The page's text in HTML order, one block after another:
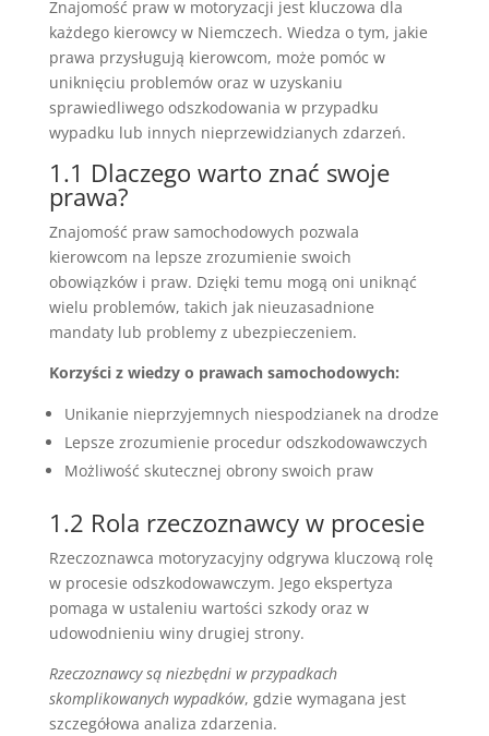
Znajomość praw w motoryzacji jest kluczowa dla
każdego kierowcy w Niemczech. Wiedza o tym, jakie
prawa przysługują kierowcom, może pomóc w
uniknięciu problemów oraz w uzyskaniu
sprawiedliwego odszkodowania w przypadku
wypadku lub innych nieprzewidzianych zdarzeń.
1.1 Dlaczego warto znać swoje
prawa?
Znajomość praw samochodowych pozwala
kierowcom na lepsze zrozumienie swoich
obowiązków i praw. Dzięki temu mogą oni uniknąć
wielu problemów, takich jak nieuzasadnione
mandaty lub problemy z ubezpieczeniem.
Korzyści z wiedzy o prawach samochodowych:
Unikanie nieprzyjemnych niespodzianek na drodze
Lepsze zrozumienie procedur odszkodowawczych
Możliwość skutecznej obrony swoich praw
1.2 Rola rzeczoznawcy w procesie
Rzeczoznawca motoryzacyjny odgrywa kluczową rolę
w procesie odszkodowawczym. Jego ekspertyza
pomaga w ustaleniu wartości szkody oraz w
udowodnieniu winy drugiej strony.
Rzeczoznawcy są niezbędni w przypadkach
skomplikowanych wypadków, gdzie wymagana jest
szczegółowa analiza zdarzenia.